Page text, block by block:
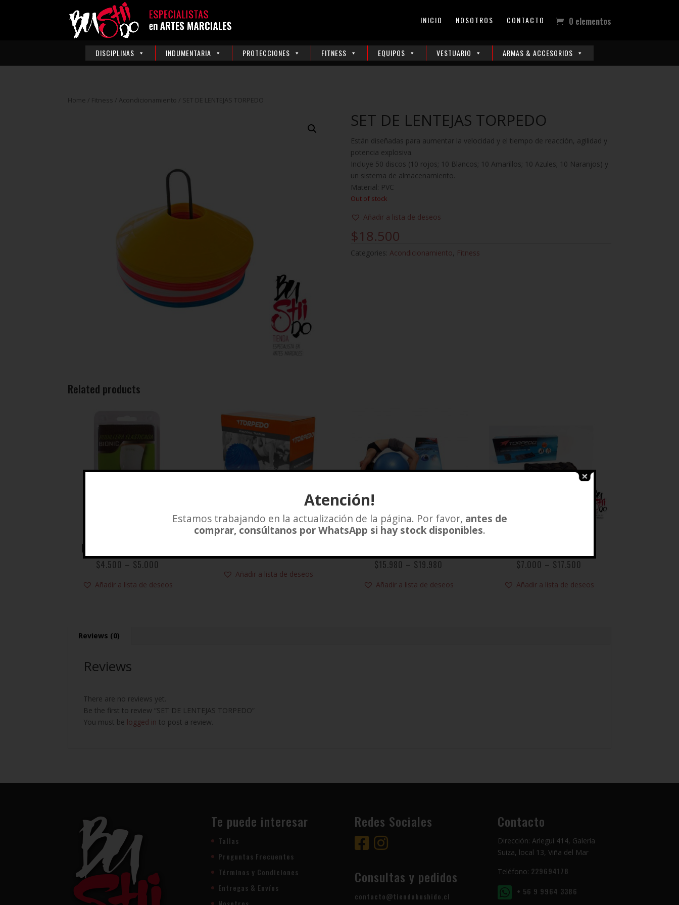
INICIO NOSOTROS CONTACTO 0 elementos
DISCIPLINAS INDUMENTARIA PROTECCIONES FITNESS EQUIPOS VESTUARIO ARMAS & ACCESORIOS
Home / Fitness / Acondicionamiento / SET DE LENTEJAS TORPEDO
SET DE LENTEJAS TORPEDO
Están diseñadas para aumentar la velocidad y el tiempo de reacción, agilidad y
potencia explosiva.
Incluye 50 discos (10 rojos; 10 Blancos; 10 Amarillos; 10 Azules; 10 Naranjos) y
un sistema de almacenamiento.
Material: PVC
Out of stock
Añadir a lista de deseos
$18.500
Categories: Acondicionamiento, Fitness
Related products
ELASTICADA BLANCA
$4.500 – $5.000
Añadir a lista de deseos
Mini Balón Bosu
$11.980
Añadir a lista de deseos
BALÓN DE PILATES
$15.980 – $19.980
Añadir a lista de deseos
$7.000 – $17.500
Añadir a lista de deseos
Reviews (0)
Reviews
There are no reviews yet.
Be the first to review “SET DE LENTEJAS TORPEDO”
You must be logged in to post a review.
Te puede interesar
Tallas
Preguntas Frecuentes
Términos y Condiciones
Entregas & Envíos
Redes Sociales
Consultas y pedidos
contacto@tiendabushido.cl
Contacto
Dirección: Arlegui 414, Galería
Suiza, local 13, Viña del Mar
Teléfono: 229694178
+ 56 9 9964 3386
Atención!
Estamos trabajando en la actualización de la página. Por favor, antes de
comprar, consúltanos por WhatsApp si hay stock disponibles.